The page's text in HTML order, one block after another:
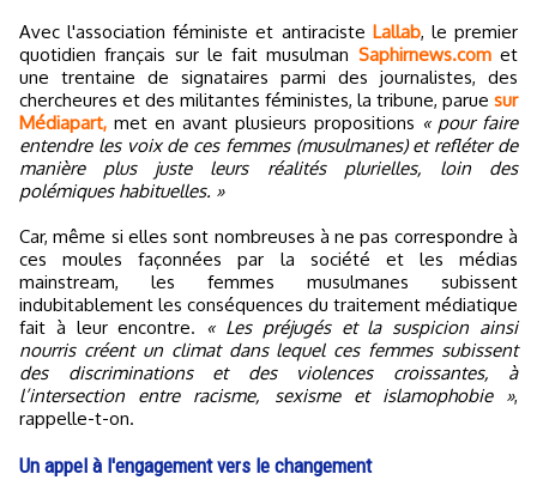
Avec l'association féministe et antiraciste Lallab, le premier
quotidien français sur le fait musulman Saphirnews.comet
une trentaine de signataires parmi des journalistes, des
chercheures et des militantes féministes, la tribune, parue sur
Médiapart, met en avant plusieurs propositions « pour faire
entendre les voix de ces femmes (musulmanes) et refléter de
manière plus juste leurs réalités plurielles, loin des
polémiques habituelles. »
Car, même si elles sont nombreuses à ne pas correspondre à
ces moules façonnées par la société et les médias
mainstream, les femmes musulmanes subissent
indubitablement les conséquences du traitement médiatique
fait à leur encontre. « Les préjugés et la suspicion ainsi
nourris créent un climat dans lequel ces femmes subissent
des discriminations et des violences croissantes, à
l’intersection entre racisme, sexisme et islamophobie »,
rappelle-t-on.
Un appel à l'engagement vers le changement